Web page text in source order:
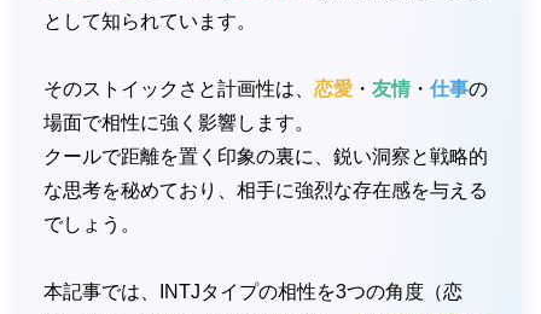
として知られています。
そのストイックさと計画性は、 恋愛 ・ 友情 ・ 仕事の
場面で相性に強く影響します。
クールで距離を置く印象の裏に、鋭い洞察と戦略的
な思考を秘めており、相手に強烈な存在感を与える
でしょう。
本記事では、INTJタイプの相性を3つの角度（恋